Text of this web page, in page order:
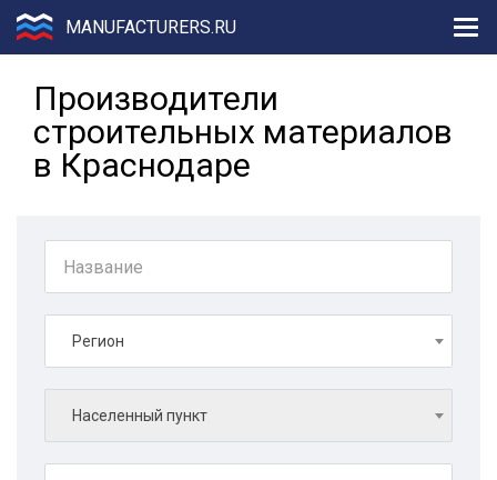
MANUFACTURERS.RU
Производители
строительных материалов
в Краснодаре
Регион
Населенный пункт